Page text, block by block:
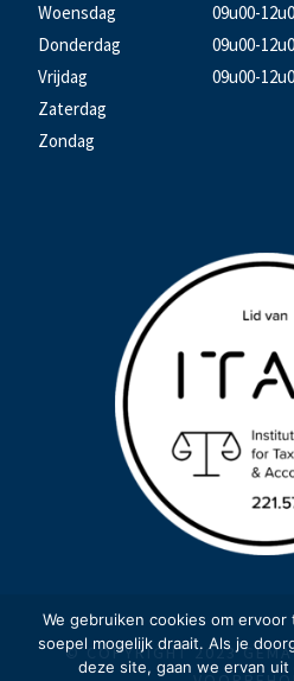
Woensdag
09u00-
Donderdag
09u00-
Vrijdag
09u00-
Zaterdag
Zondag
© COPYRIGHT 2023 GEMA
We gebruiken cookies om
soepel mogelijk draait. Als je
deze site, gaan we ervan